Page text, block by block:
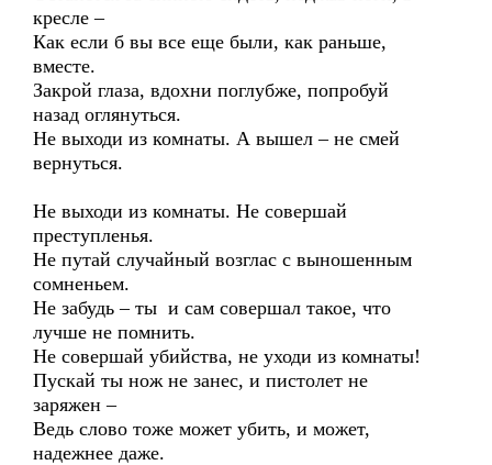
кресле –
Как если б вы все еще были, как раньше,
вместе.
Закрой глаза, вдохни поглубже, попробуй
назад оглянуться.
Не выходи из комнаты. А вышел – не смей
вернуться.
Не выходи из комнаты. Не совершай
преступленья.
Не путай случайный возглас с выношенным
сомненьем.
Не забудь – ты и сам совершал такое, что
лучше не помнить.
Не совершай убийства, не уходи из комнаты!
Пускай ты нож не занес, и пистолет не
заряжен –
Ведь слово тоже может убить, и может,
надежнее даже.